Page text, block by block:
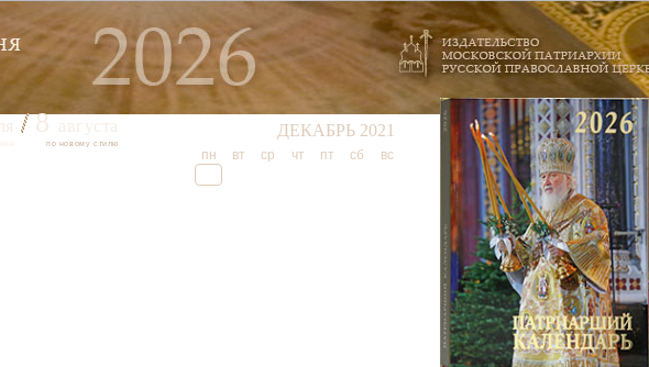
ДЕКАБРЬ 2021
пн вт ср чт пт сб вс
8августа
по новому стилю